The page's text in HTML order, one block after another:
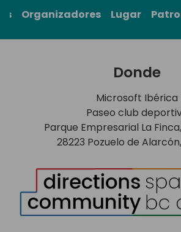
Organizadores Lugar
Donde
Microsoft Ibérica
Paseo club
Parque Empresarial La Finca,
28223 Pozuelo de